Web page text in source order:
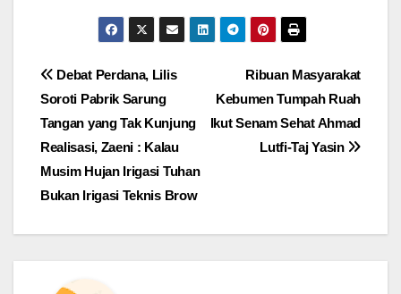
Navigasi
pos
Ribuan Masyarakat
Kebumen Tumpah Ruah
Ikut Senam Sehat Ahmad
Lutfi-Taj Yasin
Debat Perdana, Lilis
Soroti Pabrik Sarung
Tangan yang Tak Kunjung
Realisasi, Zaeni : Kalau
Musim Hujan Irigasi Tuhan
Bukan Irigasi Teknis Brow